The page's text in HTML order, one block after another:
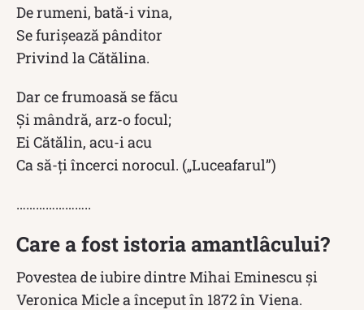
De rumeni, bată-i vina,
Se furișează pânditor
Privind la Cătălina.
Dar ce frumoasă se făcu
Și mândră, arz-o focul;
Ei Cătălin, acu-i acu
Ca să-ți încerci norocul. („Luceafarul”)
…………………..
Care a fost istoria amantlâcului?
Povestea de iubire dintre Mihai Eminescu și
Veronica Micle a început în 1872 în Viena.